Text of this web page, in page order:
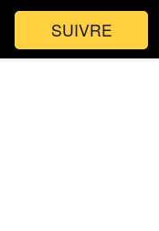
SUIVRE